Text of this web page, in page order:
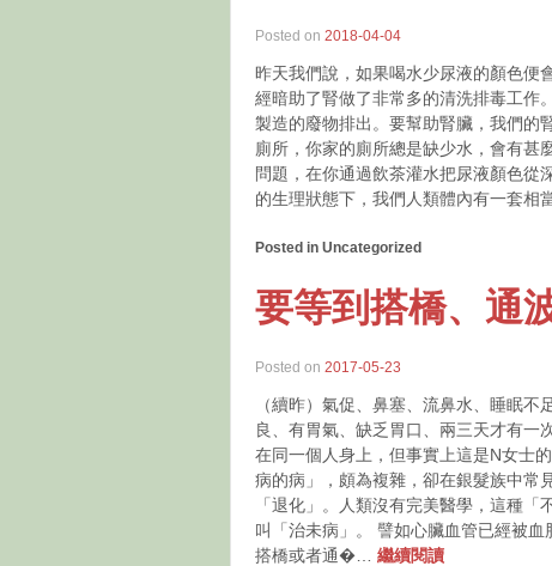
Posted on 2018-04-04
昨天我們說，如果喝水少尿液的顏色便
經暗助了腎做了非常多的清洗排毒工作
製造的廢物排出。要幫助腎臟，我們的
廁所，你家的廁所總是缺少水，會有甚
問題，在你通過飲茶灌水把尿液顏色從
的生理狀態下，我們人類體內有一套相
Posted in Uncategorized
要等到搭橋、通
Posted on 2017-05-23
（續昨）氣促、鼻塞、流鼻水、睡眠
良、有胃氣、缺乏胃口、兩三天才有
在同一個人身上，但事實上這是N女士
病的病」，頗為複雜，卻在銀髮族中常
「退化」。人類沒有完美醫學，這種
叫「治未病」。 譬如心臟血管已經被
搭橋或者通�… 繼續閱讀